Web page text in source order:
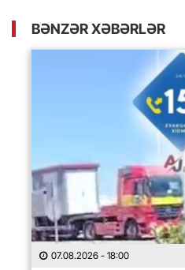
BƏNZƏR XƏBƏRLƏR
07.08.2026 - 18:00